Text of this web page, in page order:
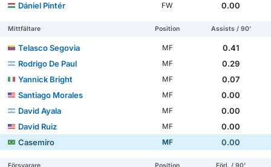
Dániel Pintér
FW 0.00
Mittfältare Position Assists / 90'
Telasco Segovia MF
0.41
Rodrigo De Paul
MF
0.29
Yannick Bright
MF
0.07
Santiago Morales
MF
0.00
David Ayala
MF
0.00
David Ruiz
MF
0.00
Casemiro
MF 0.00